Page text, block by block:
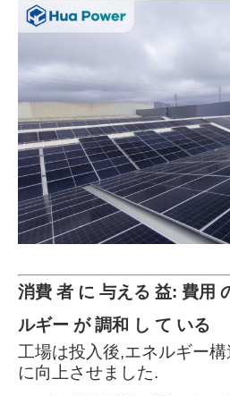
消費 者 に 与える 益: 費用
ルギー が 調和 し て いる
工場は投入後,エネルギー
に向上させました.